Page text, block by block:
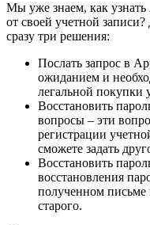
Мы уже знаем, как
от своей учетной
сразу три решения:
Послать запрос в
ожиданием и
легальной покупки
Восстановить
вопросы – эти
регистрации
сможете задать
Восстановить
восстановления
полученном письме
старого.